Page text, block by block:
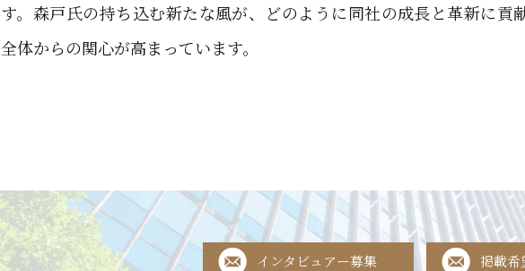
す。森戸氏の持ち込む新たな風が、どのように同社の成長と革新に貢
全体からの関心が高まっています。
インタビュアー募集 掲載希